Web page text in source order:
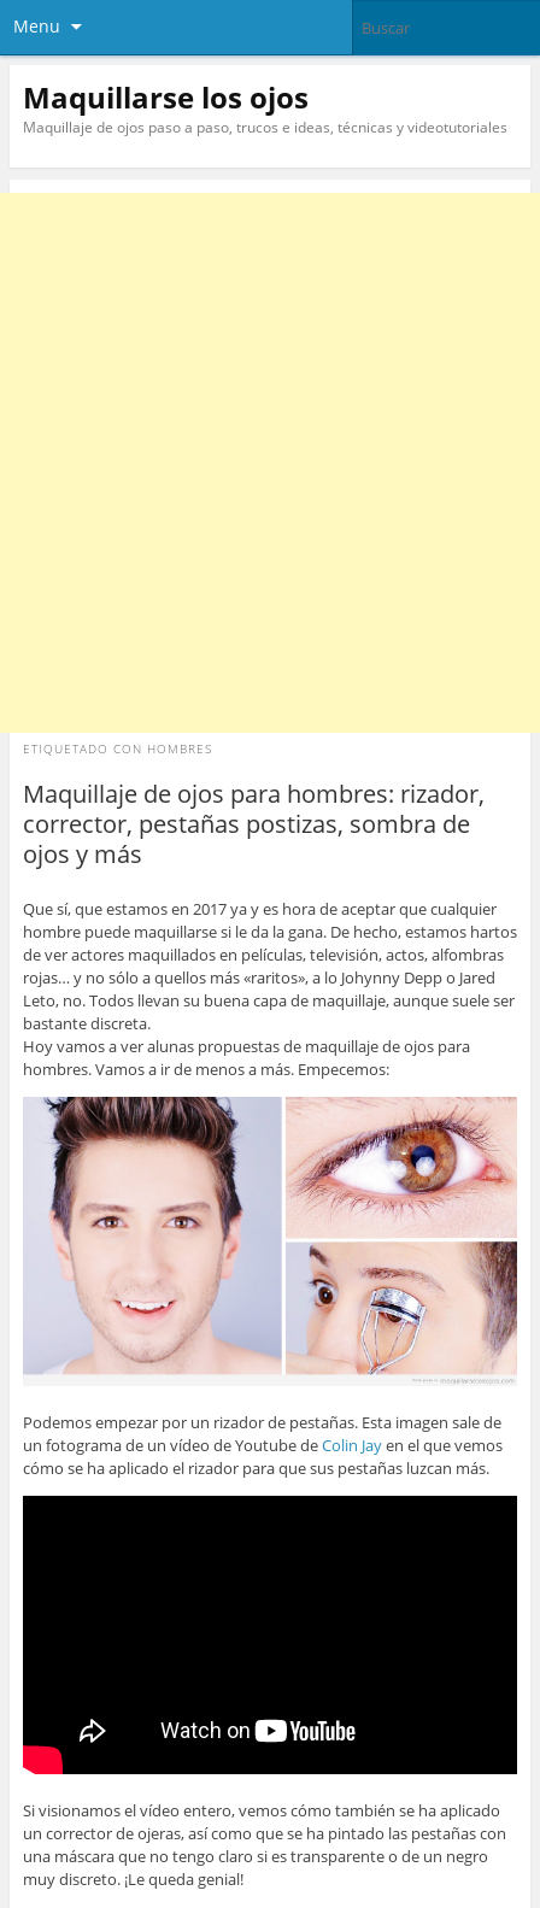
Menu
Maquillarse los ojos
Maquillaje de ojos paso a paso, trucos e ideas, técnicas y videotutoriales
ETIQUETADO CON HOMBRES
Maquillaje de ojos para hombres: rizador,
corrector, pestañas postizas, sombra de
ojos y más
Que sí, que estamos en 2017 ya y es hora de aceptar que cualquier
hombre puede maquillarse si le da la gana. De hecho, estamos hartos
de ver actores maquillados en películas, televisión, actos, alfombras
rojas… y no sólo a quellos más «raritos», a lo Johynny Depp o Jared
Leto, no. Todos llevan su buena capa de maquillaje, aunque suele ser
bastante discreta.
Hoy vamos a ver alunas propuestas de maquillaje de ojos para
hombres. Vamos a ir de menos a más. Empecemos:
Podemos empezar por un rizador de pestañas. Esta imagen sale de
un fotograma de un vídeo de Youtube deColin Jayen el que vemos
cómo se ha aplicado el rizador para que sus pestañas luzcan más.
Si visionamos el vídeo entero, vemos cómo también se ha aplicado
un corrector de ojeras, así como que se ha pintado las pestañas con
una máscara que no tengo claro si es transparente o de un negro
muy discreto. ¡Le queda genial!